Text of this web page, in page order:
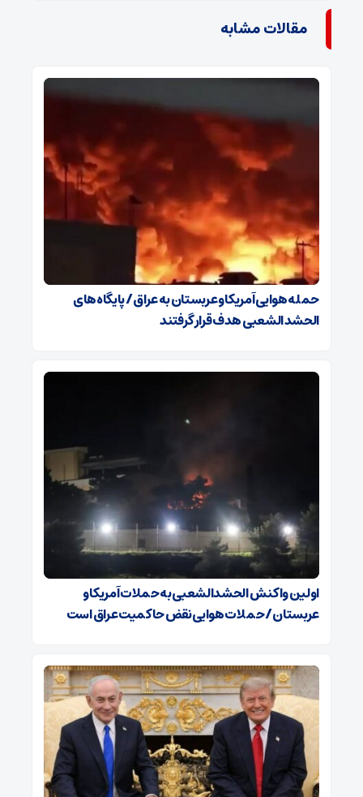
مقالات مشابه
حمله هوایی آمریکا و عربستان به عراق / پایگاه‌های
الحشد الشعبی هدف قرار گرفتند
اولین واکنش الحشدالشعبی به حملات آمریکا و
عربستان / حملات هوایی نقض حاکمیت عراق است